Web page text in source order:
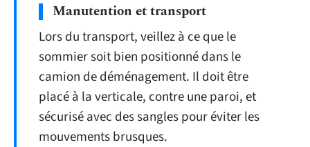
Manutention et transport
Lors du transport, veillez à ce que le
sommier soit bien positionné dans le
camion de déménagement. Il doit être
placé à la verticale, contre une paroi, et
sécurisé avec des sangles pour éviter les
mouvements brusques.